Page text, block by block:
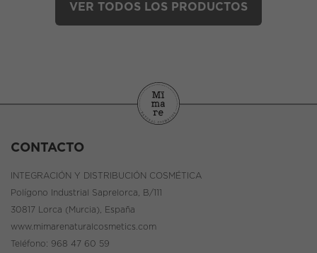
VER TODOS LOS PRODUCTOS
CONTACTO
INTEGRACIÓN Y DISTRIBUCIÓN COSMÉTICA
Polígono Industrial Saprelorca, B/111
30817 Lorca (Murcia), España
www.mimarenaturalcosmetics.com
Teléfono: 968 47 60 59